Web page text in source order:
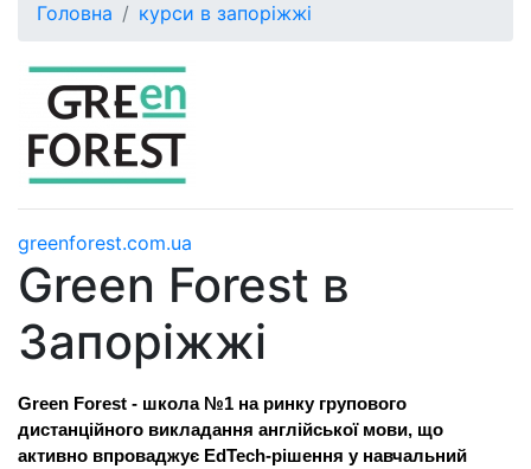
Головна курси в запоріжжі
greenforest.com.ua
Green Forest в
Запоріжжі
Green Forest - школа №1 на ринку групового
дистанційного викладання англійської мови, що
активно впроваджує EdTech-рішення у навчальний